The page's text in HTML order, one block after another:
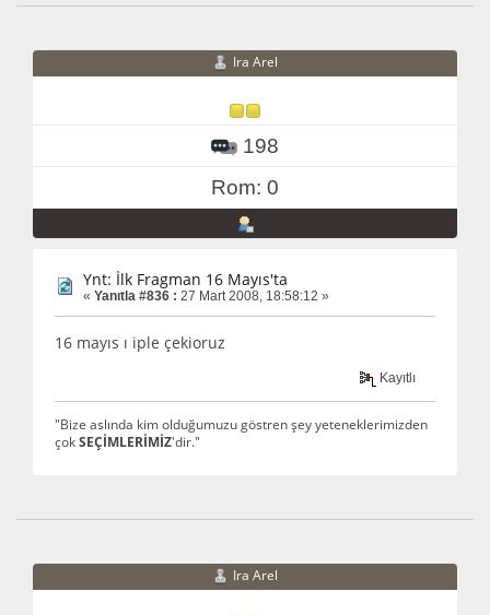
Ira Arel
198
Rom: 0
Ynt: İlk Fragman 16 Mayıs'ta
« Yanıtla #836 : 27 Mart 2008, 18:58:12 »
16 mayıs ı iple çekioruz
Kayıtlı
"Bize aslında kim olduğumuzu göstren şey yeteneklerimizden
çokSEÇİMLERİMİZ'dir."
Ira Arel